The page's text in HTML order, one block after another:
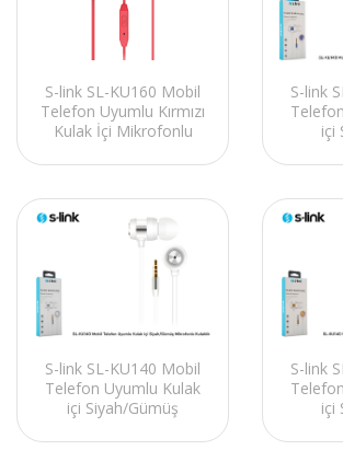
S-link SL-KU160 Mobil
Telefon Uyumlu Kırmızı
Kulak İçi Mikrofonlu
S-link
içi
S-link SL-KU140 Mobil
Telefon Uyumlu Kulak
içi Siyah/Gümüş
S-link
içi